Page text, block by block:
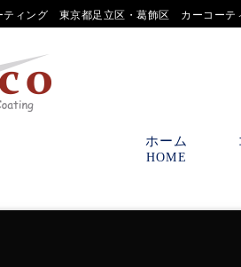
ティング 東京都足立区・葛飾区 カーコー
ホーム
HOME